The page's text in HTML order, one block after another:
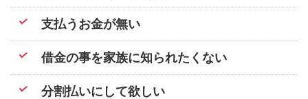
支払うお金が無い
借金の事を家族に知られたくない
分割払いにして欲しい